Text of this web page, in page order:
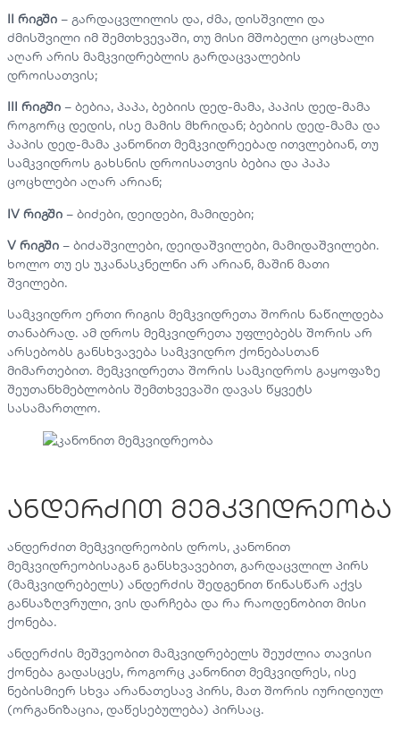
II რიგში – გარდაცვლილის და, ძმა, დისშვილი და
ძმისშვილი იმ შემთხვევაში, თუ მისი მშობელი ცოცხალი
აღარ არის მამკვიდრებლის გარდაცვალების
დროისათვის;
III რიგში – ბებია, პაპა, ბებიის დედ-მამა, პაპის დედ-მამა
როგორც დედის, ისე მამის მხრიდან; ბებიის დედ-მამა და
პაპის დედ-მამა კანონით მემკვიდრეებად ითვლებიან, თუ
სამკვიდროს გახსნის დროისათვის ბებია და პაპა
ცოცხლები აღარ არიან;
IV რიგში – ბიძები, დეიდები, მამიდები;
V რიგში – ბიძაშვილები, დეიდაშვილები, მამიდაშვილები.
ხოლო თუ ეს უკანასკნელნი არ არიან, მაშინ მათი
შვილები.
სამკვიდრო ერთი რიგის მემკვიდრეთა შორის ნაწილდება
თანაბრად. ამ დროს მემკვიდრეთა უფლებებს შორის არ
არსებობს განსხვავება სამკვიდრო ქონებასთან
მიმართებით. მემკვიდრეთა შორის სამკიდროს გაყოფაზე
შეუთანხმებლობის შემთხვევაში დავას წყვეტს
სასამართლო.
ანდერძით მემკვიდრეობა
ანდერძით მემკვიდრეობის დროს, კანონით
მემკვიდრეობისაგან განსხვავებით, გარდაცვლილ პირს
(მამკვიდრებელს) ანდერძის შედგენით წინასწარ აქვს
განსაზღვრული, ვის დარჩება და რა რაოდენობით მისი
ქონება.
ანდერძის მეშვეობით მამკვიდრებელს შეუძლია თავისი
ქონება გადასცეს, როგორც კანონით მემკვიდრეს, ისე
ნებისმიერ სხვა არანათესავ პირს, მათ შორის იურიდიულ
(ორგანიზაცია, დაწესებულება) პირსაც.